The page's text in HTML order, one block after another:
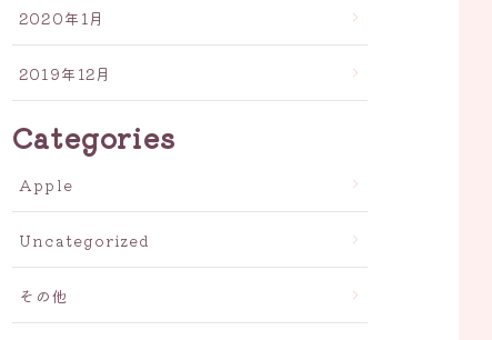
2020年1月
2019年12月
Categories
Apple
Uncategorized
その他